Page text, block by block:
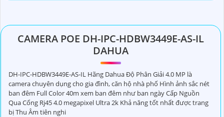
CAMERA POE DH-IPC-HDBW3449E-AS-IL
DAHUA
DH-IPC-HDBW3449E-AS-IL Hãng Dahua Độ Phân Giải 4.0 MP là
camera chuyên dụng cho gia đình, căn hộ nhà phố Hình ảnh sắc nét
ban đêm Full Color 40m xem ban đêm như ban ngày Cấp Nguồn
Qua Cổng Rj45 4.0 megapixel Ultra 2k Khả năng tốt nhất được trang
bị Thu Âm tiên nghi